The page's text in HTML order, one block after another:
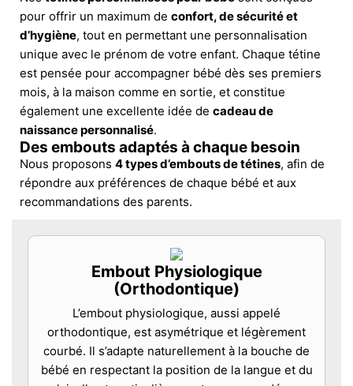
pour offrir un maximum de confort, de sécurité et
d’hygiène, tout en permettant une personnalisation
unique avec le prénom de votre enfant. Chaque tétine
est pensée pour accompagner bébé dès ses premiers
mois, à la maison comme en sortie, et constitue
également une excellente idée de cadeau de
naissance personnalisé.
Des embouts adaptés à chaque besoin
Nous proposons 4 types d’embouts de tétines, afin de
répondre aux préférences de chaque bébé et aux
recommandations des parents.
Embout Physiologique
(Orthodontique)
L’embout physiologique, aussi appelé
orthodontique, est asymétrique et légèrement
courbé. Il s’adapte naturellement à la bouche de
bébé en respectant la position de la langue et du